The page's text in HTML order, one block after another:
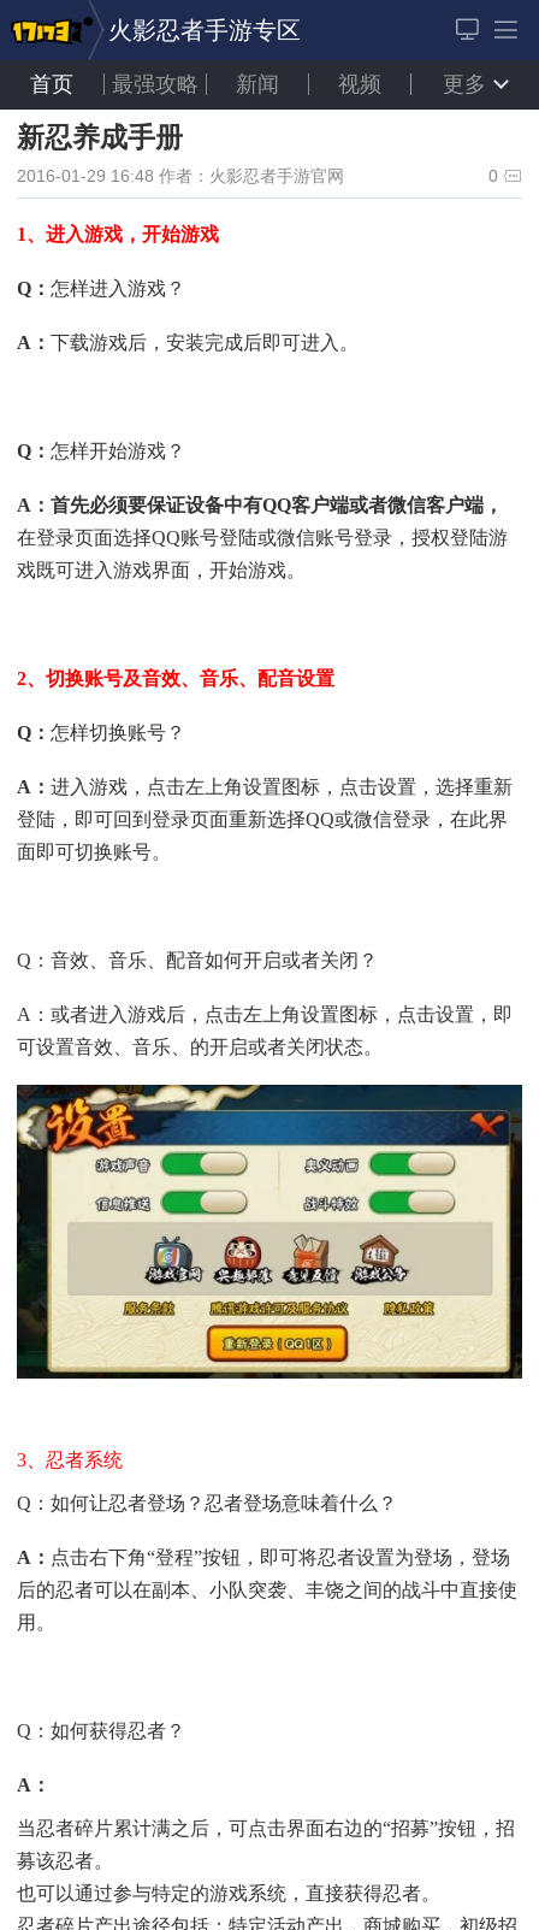
火影忍者手游专区
首页 最强攻略 新闻 视频 更多
新忍养成手册
2016-01-29 16:48 作者：火影忍者手游官网 0
1、进入游戏，开始游戏
Q ：怎样进入游戏？
A ：下载游戏后，安装完成后即可进入。
Q ：怎样开始游戏？
A ：首先必须要保证设备中有QQ客户端或者微信客户端，
在登录页面选择QQ账号登陆或微信账号登录，授权登陆游
戏既可进入游戏界面，开始游戏。
2、切换账号及音效、音乐、配音设置
Q ：怎样切换账号？
A ：进入游戏，点击左上角设置图标，点击设置，选择重新
登陆，即可回到登录页面重新选择QQ或微信登录，在此界
面即可切换账号。
Q：音效、音乐、配音如何开启或者关闭？
A：或者进入游戏后，点击左上角设置图标，点击设置，即
可设置音效、音乐、的开启或者关闭状态。
3、忍者系统
Q：如何让忍者登场？忍者登场意味着什么？
A ： 点击右下角“登程”按钮，即可将忍者设置为登场，登场
后的忍者可以在副本、小队突袭、丰饶之间的战斗中直接使
用。
Q：如何获得忍者？
A ：
当忍者碎片累计满之后，可点击界面右边的“招募”按钮，招
募该忍者。
也可以通过参与特定的游戏系统，直接获得忍者。
忍者碎片产出途径包括：特定活动产出、商城购买、初级招